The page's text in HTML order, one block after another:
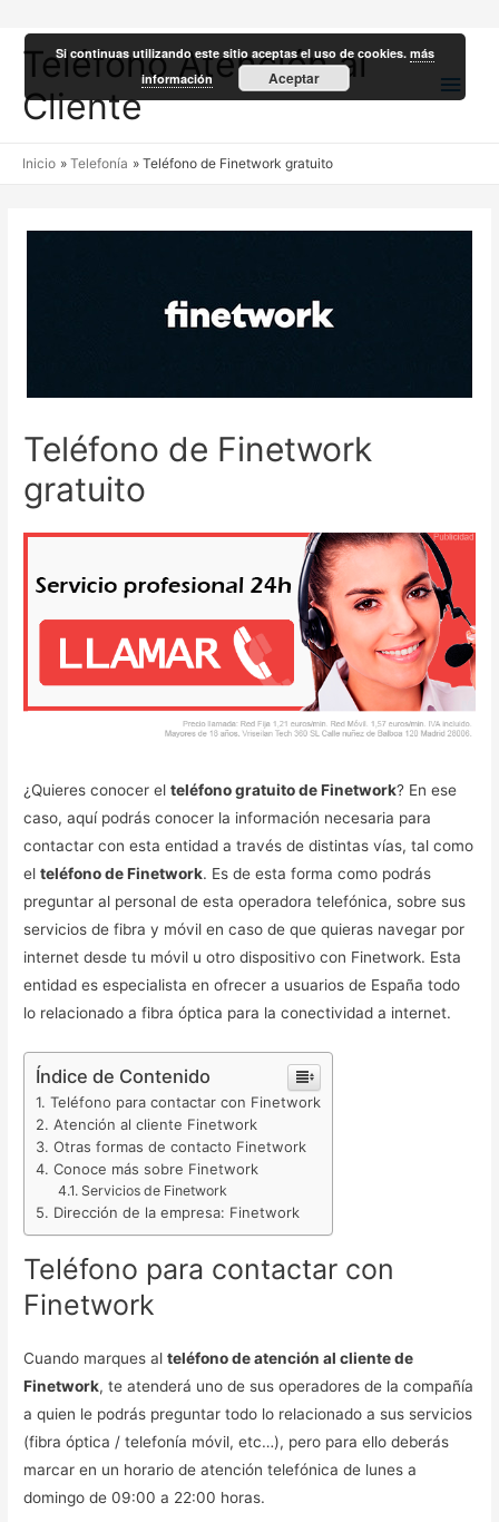
Teléfono Atención al
Cliente
Inicio Telefonía Teléfono de Finetwork gratuito
Teléfono de Finetwork
gratuito
¿Quieres conocer elteléfono gratuito de Finetwork? En ese
caso, aquí podrás conocer la información necesaria para
contactar con esta entidad a través de distintas vías, tal como
elteléfono de Finetwork. Es de esta forma como podrás
preguntar al personal de esta operadora telefónica, sobre sus
servicios de fibra y móvil en caso de que quieras navegar por
internet desde tu móvil u otro dispositivo con Finetwork. Esta
entidad es especialista en ofrecer a usuarios de España todo
lo relacionado a fibra óptica para la conectividad a internet.
Índice de Contenido
Teléfono para contactar con Finetwork
Atención al cliente Finetwork
Otras formas de contacto Finetwork
Conoce más sobre Finetwork
Servicios de Finetwork
Dirección de la empresa: Finetwork
Teléfono para contactar con
Finetwork
Cuando marques alteléfono de atención al cliente de
Finetwork, te atenderá uno de sus operadores de la compañía
a quien le podrás preguntar todo lo relacionado a sus servicios
(fibra óptica / telefonía móvil, etc…), pero para ello deberás
marcar en un horario de atención telefónica de lunes a
domingo de 09:00 a 22:00 horas.
Si continuas utilizando este sitio aceptas el uso de cookies.más
información
Aceptar